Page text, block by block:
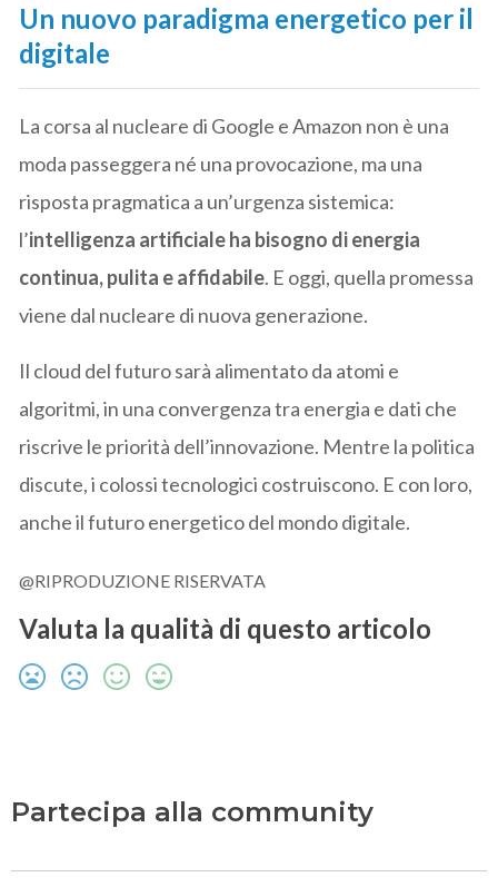
Un nuovo paradigma energetico per il
digitale
La corsa al nucleare di Google e Amazon non è una
moda passeggera né una provocazione, ma una
risposta pragmatica a un’urgenza sistemica:
l’intelligenza artificiale ha bisogno di energia
continua, pulita e affidabile. E oggi, quella promessa
viene dal nucleare di nuova generazione.
Il cloud del futuro sarà alimentato da atomi e
algoritmi, in una convergenza tra energia e dati che
riscrive le priorità dell’innovazione. Mentre la politica
discute, i colossi tecnologici costruiscono. E con loro,
anche il futuro energetico del mondo digitale.
@RIPRODUZIONE RISERVATA
Valuta la qualità di questo articolo
Partecipa alla community